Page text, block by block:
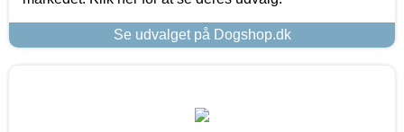
Se udvalget på Dogshop.dk